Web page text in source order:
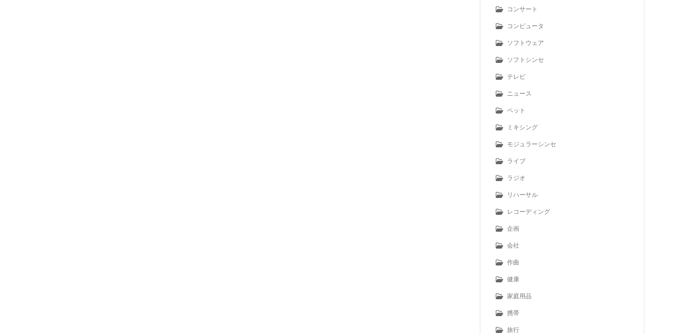
コンサート
コンピュータ
ソフトウェア
ソフトシンセ
テレビ
ニュース
ペット
ミキシング
モジュラーシンセ
ライブ
ラジオ
リハーサル
レコーディング
企画
会社
作曲
健康
家庭用品
携帯
旅行